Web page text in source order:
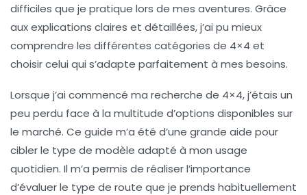
difficiles que je pratique lors de mes aventures. Grâce
aux explications claires et détaillées, j’ai pu mieux
comprendre les différentes catégories de 4×4 et
choisir celui qui s’adapte parfaitement à mes besoins.
Lorsque j’ai commencé ma recherche de 4×4, j’étais un
peu perdu face à la multitude d’options disponibles sur
le marché. Ce guide m’a été d’une grande aide pour
cibler le type de modèle adapté à mon usage
quotidien. Il m’a permis de réaliser l’importance
d’évaluer le type de route que je prends habituellement